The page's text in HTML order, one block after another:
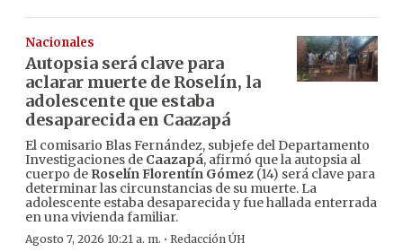
Nacionales
Autopsia será clave para
aclarar muerte de Roselín, la
adolescente que estaba
desaparecida en Caazapá
El comisario Blas Fernández, subjefe del Departamento
Investigaciones de Caazapá, afirmó que la autopsia al
cuerpo de Roselín Florentín Gómez (14) será clave para
determinar las circunstancias de su muerte. La
adolescente estaba desaparecida y fue hallada enterrada
en una vivienda familiar.
Agosto 7, 2026 10:21 a. m. · Redacción ÚH